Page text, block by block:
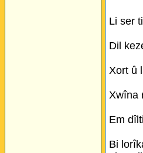
Li ser
Dil
Xort û
Xwîna
Em
Bi